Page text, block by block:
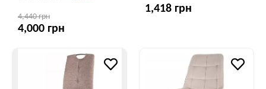
4,440 грн
4,000 грн
1,418 грн